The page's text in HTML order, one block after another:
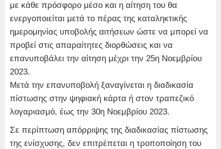
με κάθε πρόσφορο μέσο και η αίτηση του θα
ενεργοποιείται μετά το πέρας της καταληκτικής
ημερομηνίας υποβολής αιτήσεων ώστε να μπορεί να
προβεί στις απαραίτητες διορθώσεις και να
επανυποβάλει την αίτηση μέχρι την 25η Νοεμβρίου
2023.
Μετά την επανυποβολή ξαναγίνεται η διαδικασία
πίστωσης στην ψηφιακή κάρτα ή στον τραπεζικό
λογαριασμό, έως την 30η Νοεμβρίου 2023.
Σε περίπτωση απόρριψης της διαδικασίας πίστωσης
της ενίσχυσης, δεν επιτρέπεται η τροποποίηση του